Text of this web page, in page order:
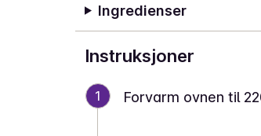
Ingredienser
Instruksjoner
1 Forvarm ovnen til